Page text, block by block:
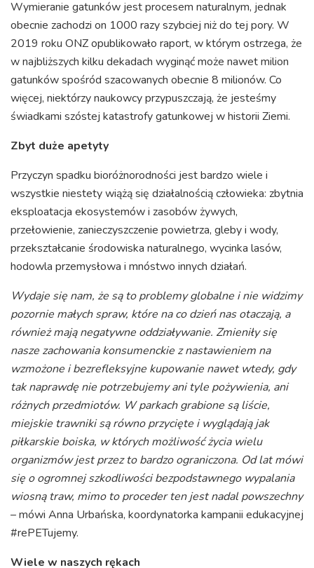
Wymieranie gatunków jest procesem naturalnym, jednak
obecnie zachodzi on 1000 razy szybciej niż do tej pory. W
2019 roku ONZ opublikowało raport, w którym ostrzega, że
w najbliższych kilku dekadach wyginąć może nawet milion
gatunków spośród szacowanych obecnie 8 milionów. Co
więcej, niektórzy naukowcy przypuszczają, że jesteśmy
świadkami szóstej katastrofy gatunkowej w historii Ziemi.
Zbyt duże apetyty
Przyczyn spadku bioróżnorodności jest bardzo wiele i
wszystkie niestety wiążą się działalnością człowieka: zbytnia
eksploatacja ekosystemów i zasobów żywych,
przełowienie, zanieczyszczenie powietrza, gleby i wody,
przekształcanie środowiska naturalnego, wycinka lasów,
hodowla przemysłowa i mnóstwo innych działań.
Wydaje się nam, że są to problemy globalne i nie widzimy
pozornie małych spraw, które na co dzień nas otaczają, a
również mają negatywne oddziaływanie. Zmieniły się
nasze zachowania konsumenckie z nastawieniem na
wzmożone i bezrefleksyjne kupowanie nawet wtedy, gdy
tak naprawdę nie potrzebujemy ani tyle pożywienia, ani
różnych przedmiotów. W parkach grabione są liście,
miejskie trawniki są równo przycięte i wyglądają jak
piłkarskie boiska, w których możliwość życia wielu
organizmów jest przez to bardzo ograniczona. Od lat mówi
się o ogromnej szkodliwości bezpodstawnego wypalania
wiosną traw, mimo to proceder ten jest nadal powszechny
– mówi Anna Urbańska, koordynatorka kampanii edukacyjnej
#rePETujemy.
Wiele w naszych rękach